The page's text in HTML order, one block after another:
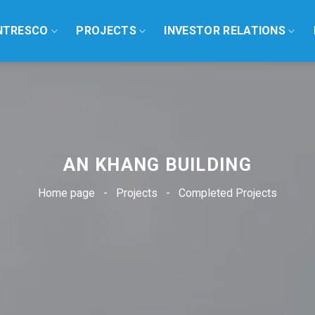
PROJECTS INVESTOR RELATIONS
AN KHANG BUILDING
Home page - Projects - Completed Projects